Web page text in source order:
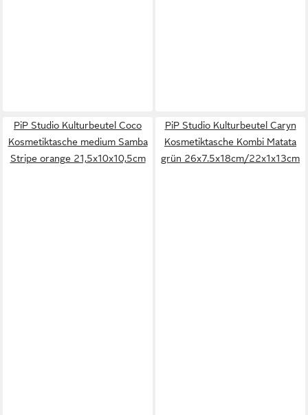
PiP Studio Kulturbeutel Coco
Kosmetiktasche medium Samba
Stripe orange 21,5x10x10,5cm
PiP Studio Kulturbeutel Caryn
Kosmetiktasche Kombi Matata
grün 26x7.5x18cm/22x1x13cm